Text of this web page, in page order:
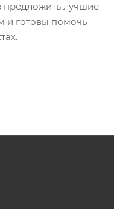
предложить лучшие
и готовы помочь